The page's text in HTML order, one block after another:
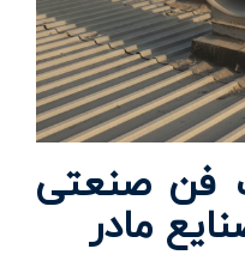
فن صنعتی
مادر